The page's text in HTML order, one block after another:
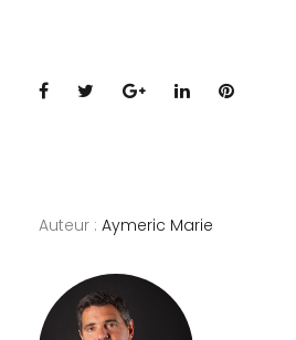
Facebook
TwitterGoogle+
LinkedInPinterest
Auteur : Aymeric Marie